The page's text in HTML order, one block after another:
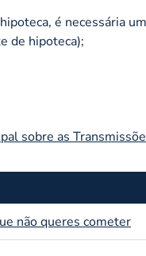
é necessária
de hipoteca);
sobre as
não queres cometer